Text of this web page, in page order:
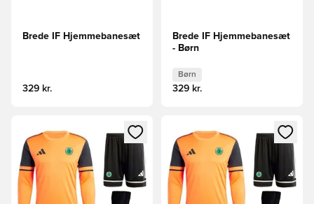
Brede IF Hjemmebanesæt
329 kr.
Brede IF Hjemmebanesæt
- Børn
Børn
329 kr.
Åbner en Modal til at logge ind eller tilmelde dig som
Åbner en Modal til at logge